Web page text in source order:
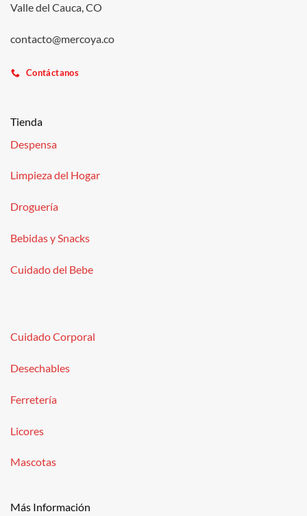
Valle del Cauca, CO
contacto@mercoya.co
Contáctanos
Tienda
Despensa
Limpieza del Hogar
Droguería
Bebidas y Snacks
Cuidado del Bebe
Cuidado Corporal
Desechables
Ferretería
Licores
Mascotas
Más Información